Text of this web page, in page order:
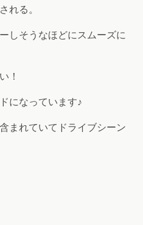
れる。
しそうなほどにスムーズに
！
になっています♪
まれていてドライブシーン